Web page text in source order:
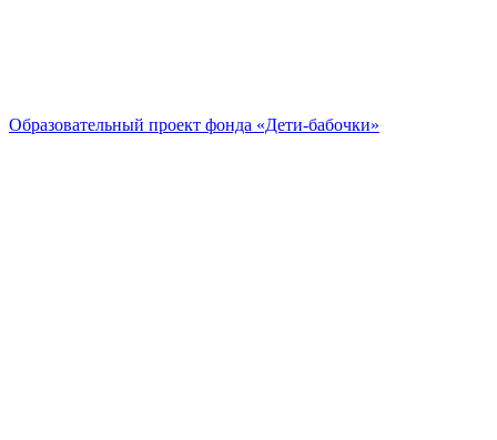
Образовательный проект фонда «Дети-бабочки»